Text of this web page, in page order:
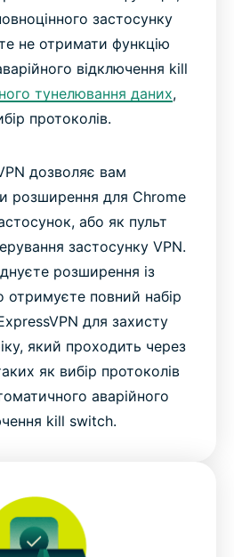
застосунку
не отримати функцію
відключення kill
тунелювання даних,
протоколів.
дозволяє вам
розширення для Chrome
або як пульт
застосунку VPN.
розширення із
отримуєте повний набір
для захисту
який проходить через
як вибір протоколів
аварійного
kill switch.